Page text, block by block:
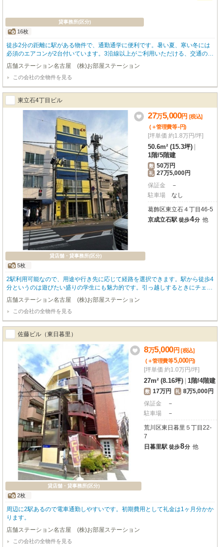
貸事務所(区分)
16枚
徒歩2分の距離に駅がある物件で、通勤通学に便利です。暑い夏、寒い冬には
必須のエアコンが2台付いています。3沿線以上がご利用いただける、交通の便
の良い物件です。
店舗ステーション名古屋 (株)お部屋ステーション
この会社の全物件を見る
東立石4丁目ビル
貸店舗・貸事務所(区分)
5枚
27万5,000円 [税込]
(＋管理費等-円)
[坪単価 約1.8万円/坪]
50.6m² (15.3坪)
1階/5階建
敷 50万円
礼 27万5,000円
保証金
－
駐車場
なし
葛飾区東立石４丁目46-5
京成立石駅 徒歩4分 他
2駅利用可能なので、用途や行き先に応じて経路を選択できます。駅から徒歩4
分というのは遊びたい盛りの学生にも魅力的です。引っ越しするときにチェッ
クしたいのが敷金2ヶ月分の物件。
店舗ステーション名古屋 (株)お部屋ステーション
この会社の全物件を見る
佐藤ビル（東日暮里）
貸店舗・貸事務所(区分)
2枚
8万5,000円 [税込]
(＋管理費等5,000円)
[坪単価 約1.0万円/坪]
27m² (8.16坪) 1階/4階建
敷 17万円 礼 8万5,000円
保証金
－
駐車場
－
荒川区東日暮里５丁目22-
7
日暮里駅 徒歩8分 他
周辺に2駅あるので電車通勤しやすいです。初期費用として礼金は1ヶ月分かか
ります。
店舗ステーション名古屋 (株)お部屋ステーション
この会社の全物件を見る